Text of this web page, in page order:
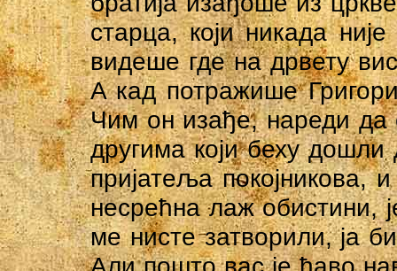
старца, који никада
видеше где на дрвету
A кад потражише
Чим он изађе, нареди да
другима који беху
пријатеља покојникова,
несрећна лаж обистини,
ме нисте затворили, ја